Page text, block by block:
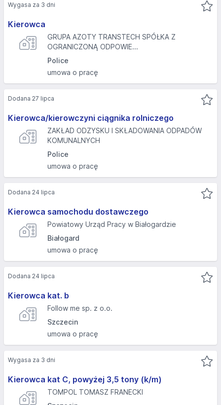
Kierowca
GRUPA AZOTY TRANSTECH SPÓŁKA Z
OGRANICZONĄ ODPOWIE...
Police
umowa o pracę
Wygasa za 3 dni
Kierowca/kierowczyni ciągnika rolniczego
ZAKŁAD ODZYSKU I SKŁADOWANIA ODPADÓW
KOMUNALNYCH
Police
umowa o pracę
Dodana 27 lipca
Kierowca samochodu dostawczego
Powiatowy Urząd Pracy w Białogardzie
Białogard
umowa o pracę
Dodana 24 lipca
Kierowca kat. b
Follow me sp. z o.o.
Szczecin
umowa o pracę
Dodana 24 lipca
Kierowca kat C, powyżej 3,5 tony (k/m)
TOMPOL TOMASZ FRANECKI
Wygasa za 3 dni